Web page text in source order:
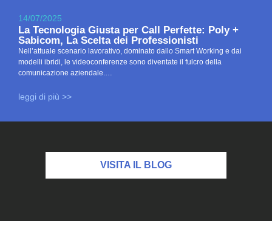
14/07/2025
La Tecnologia Giusta per Call Perfette: Poly +
Sabicom, La Scelta dei Professionisti
Nell’attuale scenario lavorativo, dominato dallo Smart Working e dai
modelli ibridi, le videoconferenze sono diventate il fulcro della
comunicazione aziendale.…
leggi di più >>
VISITA IL BLOG